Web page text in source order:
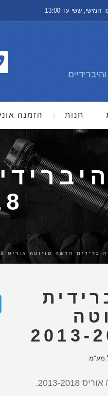
חנות הזמנה
חדשה טויוטה אוריס 2013-2018
מע"מ
2018.